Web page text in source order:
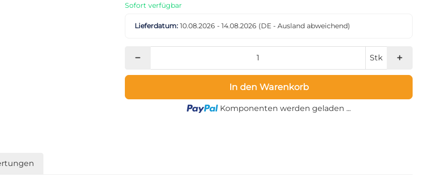
Sofort verfügbar
Lieferdatum: 10.08.2026 - 14.08.2026 (DE - Ausland abweichend)
Stk
In den Warenkorb
Loading...
Komponenten werden geladen ...